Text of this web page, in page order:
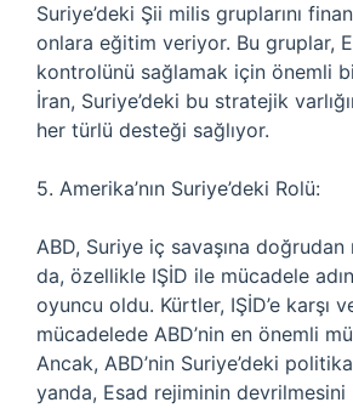
Suriye’deki Şii milis gruplarını
onlara eğitim veriyor. Bu gruplar,
kontrolünü sağlamak için önemli
İran, Suriye’deki bu stratejik
her türlü desteği sağlıyor.
5. Amerika’nın Suriye’deki Rolü:
ABD, Suriye iç savaşına
da, özellikle IŞİD ile mücadele
oyuncu oldu. Kürtler, IŞİD’e karşı
mücadelede ABD’nin en önemli
Ancak, ABD’nin Suriye’deki
yanda, Esad rejiminin devrilmesini